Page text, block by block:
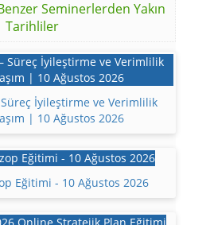
Seminerlerden Yakın
Tarihliler
İyileştirme ve Verimlilik
| 10 Ağustos 2026
Eğitimi - 10 Ağustos 2026